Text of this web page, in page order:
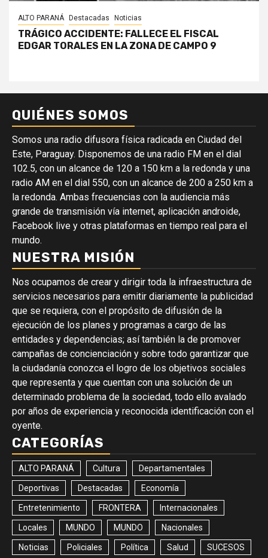
ALTO PARANÁ Destacadas Noticias
TRÁGICO ACCIDENTE: FALLECE EL FISCAL
EDGAR TORALES EN LA ZONA DE CAMPO 9
QUIÉNES SOMOS
Somos una radio difusora física radicada en Ciudad del
Este, Paraguay. Disponemos de una radio FM en el dial
102.5, con un alcance de 120 a 150 km a la redonda y una
radio AM en el dial 550, con un alcance de 200 a 250 km a
la redonda. Ambas frecuencias con la audiencia más
grande de transmisión vía internet, aplicación androide,
Facebook live y otras plataformas en tiempo real para el
mundo.
NUESTRA MISIÓN
Nos ocupamos de crear y dirigir toda la infraestructura de
servicios necesarios para emitir diariamente la publicidad
que se requiera, con el propósito de difusión de la
ejecución de los planes y programas a cargo de las
entidades y dependencias; así también la de promover
campañas de concienciación y sobre todo garantizar que
la ciudadanía conozca el logro de los objetivos sociales
que representa y que cuentan con una solución de un
determinado problema de la sociedad, todo ello avalado
por años de experiencia y reconocida identificación con el
oyente.
CATEGORÍAS
ALTO PARANÁ Cultura Departamentales
Deportivas Destacadas Economía
Entretenimiento FRONTERA Internacionales
Locales MUNDO MUNDO Nacionales
Noticias Policiales Política Salud SUCESOS